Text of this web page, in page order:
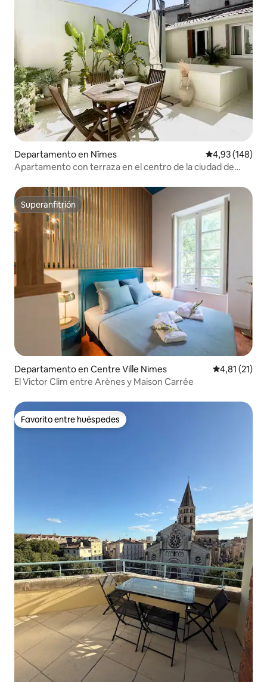
Departamento en Nîmes Calificación
4,93 (148)
Apartamento con terraza en el centro de la ciudad de
Superanfitrión
Superanfitrión
Departamento en Centre Ville Nimes Calificación
4,81 (21)
El Victor Clim entre Arènes y Maison Carrée
Favorito entre huéspedes
Favorito entre huéspedes